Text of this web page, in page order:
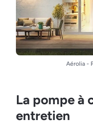
Aérolia -
La pompe à
entretien